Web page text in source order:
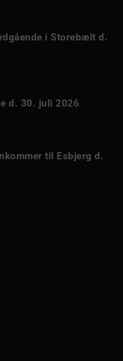
i Storebælt d.
d. 30. juli 2026
til Esbjerg d.